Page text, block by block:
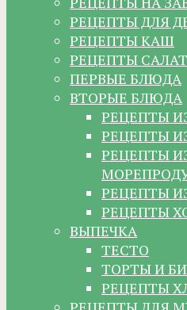
РЕЦЕПТЫ ДЛЯ
РЕЦЕПТЫ КАШ
РЕЦЕПТЫ
ПЕРВЫЕ БЛЮДА
ВТОРЫЕ БЛЮДА
РЕЦЕПТЫ
РЕЦЕПТЫ
РЕЦЕПТЫ
РЕЦЕПТЫ
РЕЦЕПТЫ
ВЫПЕЧКА
ТЕСТО
ТОРТЫ И
РЕЦЕПТЫ